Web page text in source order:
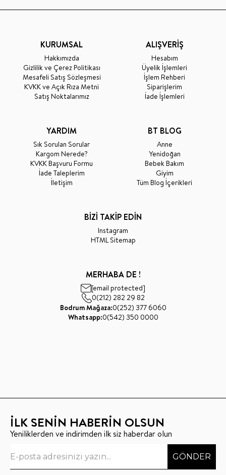
KURUMSAL
Hakkımızda
Gizlilik ve Çerez Politikası
Mesafeli Satış Sözleşmesi
KVKK ve Açık Rıza Metni
Satış Noktalarımız
ALIŞVERİŞ
Hesabım
Üyelik İşlemleri
İşlem Rehberi
Siparişlerim
İade İşlemleri
YARDIM
Sık Sorulan Sorular
Kargom Nerede?
KVKK Başvuru Formu
İade Taleplerim
İletişim
BT BLOG
Anne
Yenidoğan
Bebek Bakım
Giyim
Tüm Blog İçerikleri
BİZİ TAKİP EDİN
Instagram
HTML Sitemap
MERHABA DE !
[email protected]
0(212) 282 29 82
Bodrum Mağaza:0(252) 377 6060
Whatsapp:0(542) 350 0000
İLK SENİN HABERİN OLSUN
Yeniliklerden ve indirimden ilk siz haberdar olun
GÖNDER